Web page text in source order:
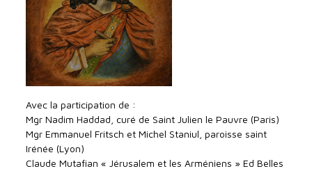
Avec la participation de :
Mgr Nadim Haddad, curé de Saint Julien le Pauvre (Paris)
Mgr Emmanuel Fritsch et Michel Staniul, paroisse saint
Irénée (Lyon)
Claude Mutafian « Jérusalem et les Arméniens » Ed Belles